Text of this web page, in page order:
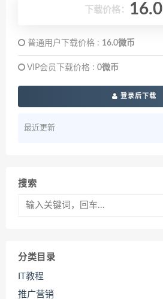
下载价格： 16.0
普通用户下载价格 : 16.0微币
VIP会员下载价格 : 0微币
登录后下载
最近更新
搜索
分类目录
IT教程
推广营销